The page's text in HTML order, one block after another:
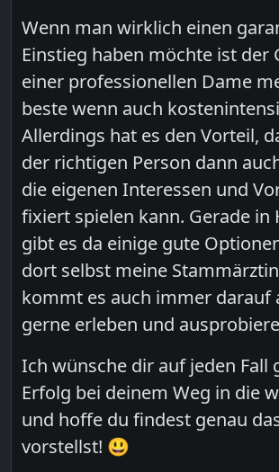
Wenn man wirklich einen
Einstieg haben möchte ist der
einer professionellen Dame
beste wenn auch
Allerdings hat es den Vorteil,
der richtigen Person dann
die eigenen Interessen und
fixiert spielen kann. Gerade in
gibt es da einige gute
dort selbst meine
kommt es auch immer darauf
gerne erleben und
Ich wünsche dir auf jeden Fall
Erfolg bei deinem Weg in die
und hoffe du findest genau
vorstellst! 😃